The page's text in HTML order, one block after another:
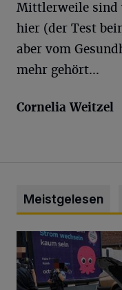
Mittlerweile sind
hier (der Test
aber vom
mehr gehört...
Cornelia Weitzel
Meistgelesen
Schwerer Unfall mit